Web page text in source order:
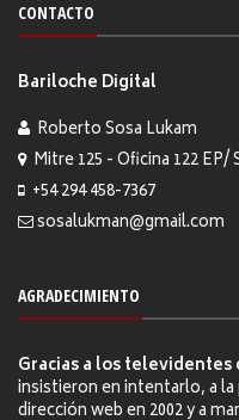
CONTACTO
Bariloche Digital
Roberto Sosa Lukam
Mitre 125 - Oficina 122 EP/
+54 294 458-7367
sosalukman@gmail.com
AGRADECIMIENTO
Gracias a los televidentes
insistieron en intentarlo, a la
dirección web en 2002 y a